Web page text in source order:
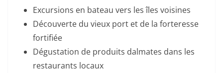
Excursions en bateau vers les îles voisines
Découverte du vieux port et de la forteresse
fortifiée
Dégustation de produits dalmates dans les
restaurants locaux